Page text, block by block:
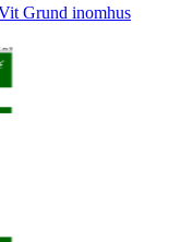
Grund inomhus